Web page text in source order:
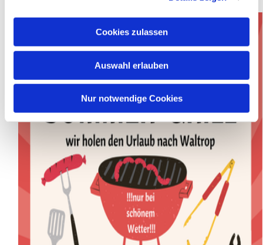
Cookies zulassen
Auswahl erlauben
Nur notwendige Cookies